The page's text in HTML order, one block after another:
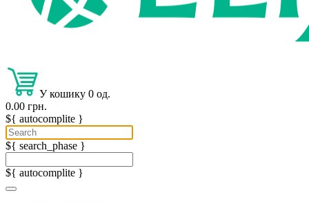
У кошику 0 од.
0.00 грн.
${ autocomplite }
${ search_phase }
${ autocomplite }